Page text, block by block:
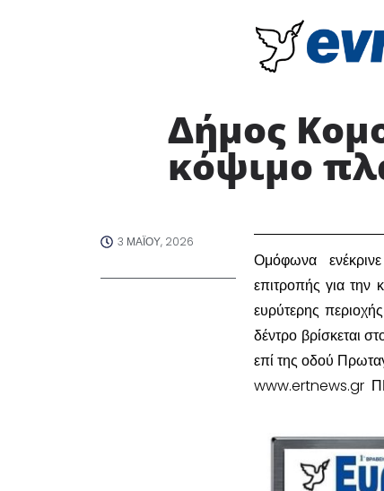
Δήμος
κόψιμο
3 ΜΑΪ́ΟΥ, 2026
​Ομόφωνα
επιτροπής για την
ευρύτερης
δέντρο βρίσκεται
επί της οδού
www.ertnews.gr